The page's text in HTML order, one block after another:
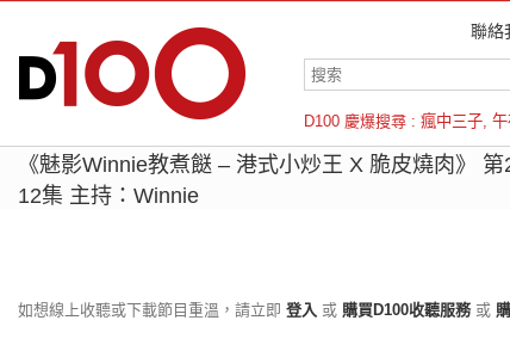
聯絡
D100 慶爆搜尋 : 瘋中三子,
羅倫斯
《魅影Winnie教煮餸 – 港式小炒王 X 脆皮燒肉》 第
12集 主持：Winnie
如想線上收聽或下載節目重溫，請立即 登入 或 購買D100收聽服務 或